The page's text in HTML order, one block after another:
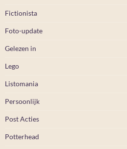
Fictionista
Foto-update
Gelezen in
Lego
Listomania
Persoonlijk
Post Acties
Potterhead